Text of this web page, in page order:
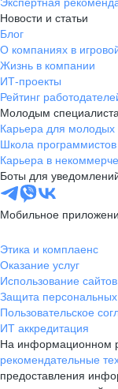
Новости и статьи
Блог
О компаниях в
Жизнь в компании
ИТ-проекты
Рейтинг
Молодым
Карьера для молодых
Школа программистов
Карьера в
Боты для
Мобильное
Этика и комплаенс
Оказание услуг
Использование сайтов
Защита
Пользовательское
ИТ аккредитация
На информационном
рекомендательные
предоставления